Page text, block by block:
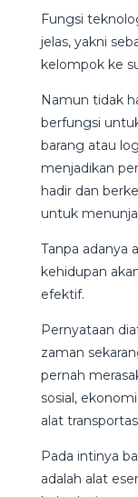
Fungsi
jelas, yakni
kelompok ke
Namun tidak
berfungsi
barang atau
menjadikan
hadir dan
untuk
Tanpa adanya
kehidupan
efektif.
Pernyataan
zaman
pernah
sosial,
alat
Pada intinya
adalah alat